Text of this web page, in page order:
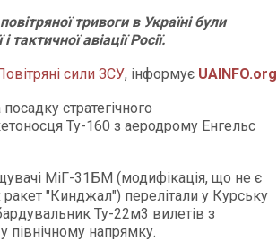
тривоги в Україні були
тактичної авіації Росії.
сили ЗСУ, інформує UAINFO.org
стратегічного
Ту-160 з аеродрому Енгельс
МіГ-31БМ (модифікація, що не є
ракет "Кинджал") перелітали у Курську
Ту-22м3 вилетів з
напрямку.